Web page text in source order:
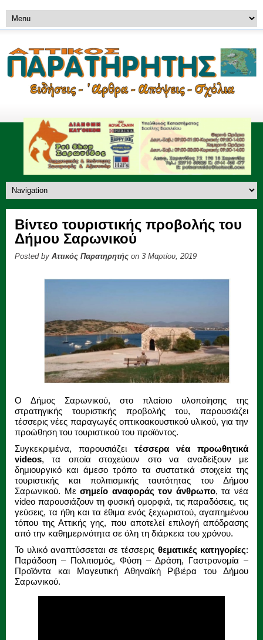
Βίντεο τουριστικής προβολής του
Δήμου Σαρωνικού
Posted by Αττικός Παρατηρητής on 3 Μαρτίου, 2019
Ο Δήμος Σαρωνικού, στο πλαίσιο υλοποίησης της
στρατηγικής τουριστικής προβολής του, παρουσιάζει
τέσσερις νέες παραγωγές οπτικοακουστικού υλικού, για την
προώθηση του τουριστικού του προϊόντος.
Συγκεκριμένα, παρουσιάζει τέσσερα νέα προωθητικά
videos, τα οποία στοχεύουν στο να αναδείξουν με
δημιουργικό και άμεσο τρόπο τα συστατικά στοιχεία της
τουριστικής και πολιτισμικής ταυτότητας του Δήμου
Σαρωνικού. Μεσημείο αναφοράς τον άνθρωπο, τα νέα
video παρουσιάζουν τη φυσική ομορφιά, τις παραδόσεις, τις
γεύσεις, τα ήθη και τα έθιμα ενός ξεχωριστού, αγαπημένου
τόπου της Αττικής γης, που αποτελεί επιλογή απόδρασης
από την καθημερινότητα σε όλη τη διάρκεια του χρόνου.
Το υλικό αναπτύσσεται σε τέσσερις θεματικές κατηγορίες:
Παράδοση – Πολιτισμός, Φύση – Δράση, Γαστρονομία –
Προϊόντα και Μαγευτική Αθηναϊκή Ριβιέρα του Δήμου
Σαρωνικού.